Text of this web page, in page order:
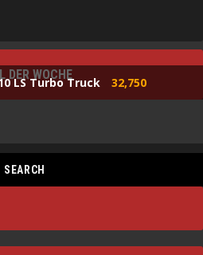
DER WOCHE
LS Turbo Truck 32,750